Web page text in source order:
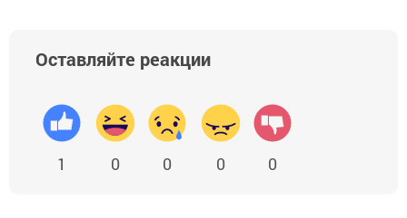
Оставляйте реакции
1 0 0 0 0